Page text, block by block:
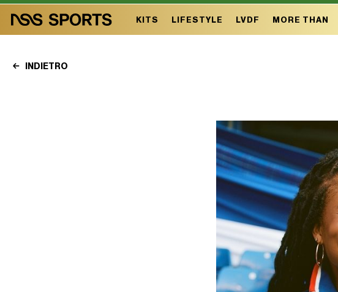
KITS LIFESTYLE LVDF MORE THAN
INDIETRO